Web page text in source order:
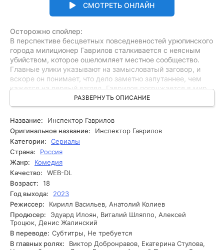
СМОТРЕТЬ ОНЛАЙН
Осторожно спойлер:
В перспективе бесцветных повседневностей урюпинского
города милиционер Гаврилов сталкивается с неясным
убийством, которое ошеломляет местное сообщество.
Главные улики указывают на замысловатый заговор, и
вскоре он понимает, что дело заметно запутаннее, чем
кажется на первый взгляд. Гаврилов погружается в мир
беспросветных секретов, где его личное прошлое
начинает всплывать на поверхность. Однако
исследование осложняется: иногда на его пути
оказывается высокопоставленный бизнесмен, готовый на
всё, чтобы скрыть правду. Непредсказуемые повороты
событий заставляют инспектора сомневаться в своих
методах и даже в своих союзниках. Каждая новая
находка приближает его к ответу, но и ставит под угрозу
не только его жизнь, но и жизни близких людей. Какой бы
ни была цена, Гаврилов сможет раскрыть тайну?
РАЗВЕРНУТЬ ОПИСАНИЕ
Название:
Инспектор Гаврилов
Оригинальное название:
Инспектор Гаврилов
Категории:
Сериалы
Страна:
Россия
Жанр:
Комедия
Качество:
WEB-DL
Возраст:
18
Год выхода:
2023
Режиссер:
Кирилл Васильев, Анатолий Колиев
Продюсер:
Эдуард Илоян, Виталий Шляппо, Алексей
Троцюк, Денис Жалинский
В переводе: Субтитры, Не требуется
В главных ролях:
Виктор Добронравов, Екатерина Стулова,